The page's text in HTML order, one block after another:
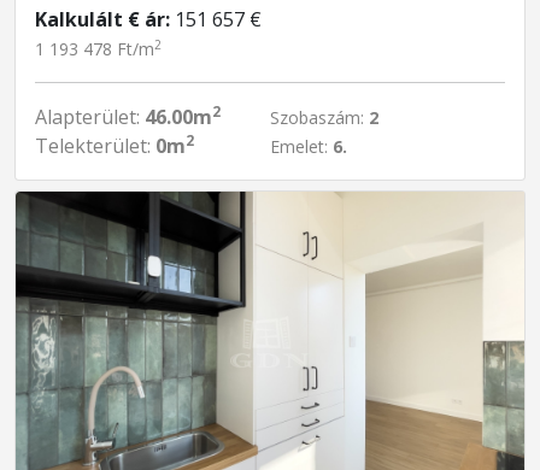
Kalkulált € ár: 151 657 €
1 193 478 Ft/m2
Alapterület: 46.00m2
Telekterület: 0m2
Szobaszám: 2
Emelet: 6.